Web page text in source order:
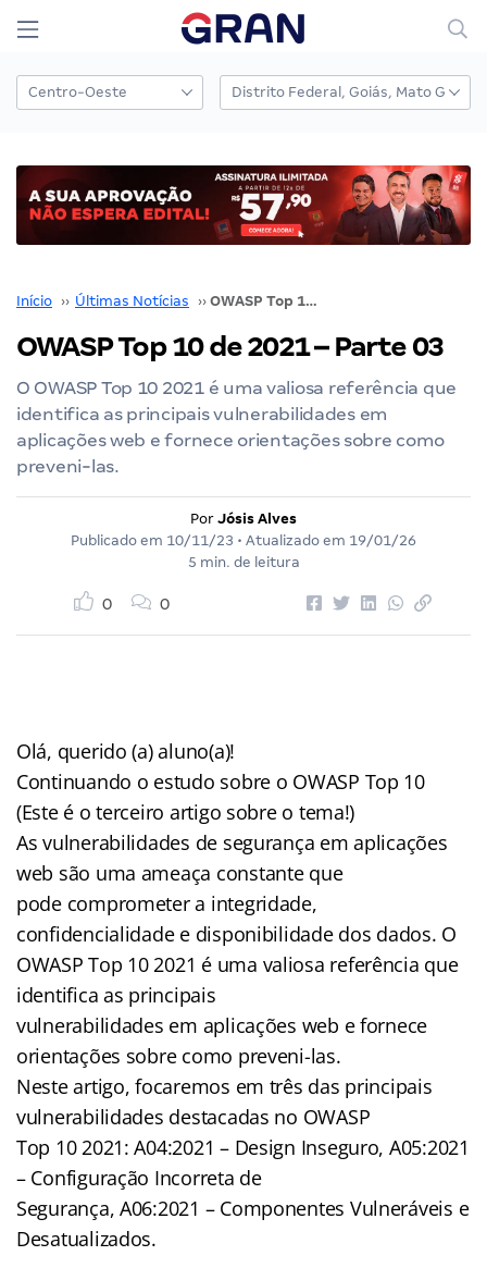
Início ›› Últimas Notícias ›› OWASP Top 10 de 2021 – Parte 03
OWASP Top 10 de 2021 – Parte 03
O OWASP Top 10 2021 é uma valiosa referência que
identifica as principais vulnerabilidades em
aplicações web e fornece orientações sobre como
preveni-las.
Por Jósis Alves
Publicado em 10/11/23 • Atualizado em 19/01/26
5 min. de leitura
0 0
Olá, querido (a) aluno(a)!
Continuando o estudo sobre o OWASP Top 10
(Este é o terceiro artigo sobre o tema!)
As vulnerabilidades de segurança em aplicações
web são uma ameaça constante que
pode comprometer a integridade,
confidencialidade e disponibilidade dos dados. O
OWASP Top 10 2021 é uma valiosa referência que
identifica as principais
vulnerabilidades em aplicações web e fornece
orientações sobre como preveni-las.
Neste artigo, focaremos em três das principais
vulnerabilidades destacadas no OWASP
Top 10 2021: A04:2021 – Design Inseguro, A05:2021
– Configuração Incorreta de
Segurança, A06:2021 – Componentes Vulneráveis e
Desatualizados.